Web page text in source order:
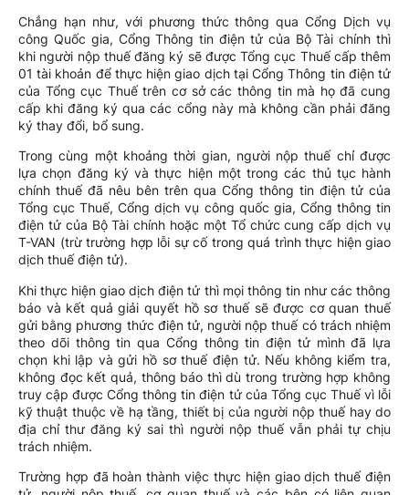
Chẳng hạn như, với phương thức thông qua Cổng Dịch vụ
công Quốc gia, Cổng Thông tin điện tử của Bộ Tài chính thì
khi người nộp thuế đăng ký sẽ được Tổng cục Thuế cấp thêm
01 tài khoản để thực hiện giao dịch tại Cổng Thông tin điện tử
của Tổng cục Thuế trên cơ sở các thông tin mà họ đã cung
cấp khi đăng ký qua các cổng này mà không cần phải đăng
ký thay đổi, bổ sung.
Trong cùng một khoảng thời gian, người nộp thuế chỉ được
lựa chọn đăng ký và thực hiện một trong các thủ tục hành
chính thuế đã nêu bên trên qua Cổng thông tin điện tử của
Tổng cục Thuế, Cổng dịch vụ công quốc gia, Cổng thông tin
điện tử của Bộ Tài chính hoặc một Tổ chức cung cấp dịch vụ
T-VAN (trừ trường hợp lỗi sự cố trong quá trình thực hiện giao
dịch thuế điện tử).
Khi thực hiện giao dịch điện tử thì mọi thông tin như các thông
báo và kết quả giải quyết hồ sơ thuế sẽ được cơ quan thuế
gửi bằng phương thức điện tử, người nộp thuế có trách nhiệm
theo dõi thông tin qua Cổng thông tin điện tử mình đã lựa
chọn khi lập và gửi hồ sơ thuế điện tử. Nếu không kiểm tra,
không đọc kết quả, thông báo thì dù trong trường hợp không
truy cập được Cổng thông tin điện tử của Tổng cục Thuế vì lỗi
kỹ thuật thuộc về hạ tầng, thiết bị của người nộp thuế hay do
địa chỉ thư đăng ký sai thì người nộp thuế vẫn phải tự chịu
trách nhiệm.
Trường hợp đã hoàn thành việc thực hiện giao dịch thuế điện